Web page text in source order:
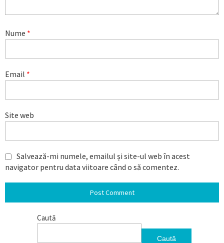
Nume *
Email *
Site web
Salvează-mi numele, emailul și site-ul web în acest
navigator pentru data viitoare când o să comentez.
Caută
Caută